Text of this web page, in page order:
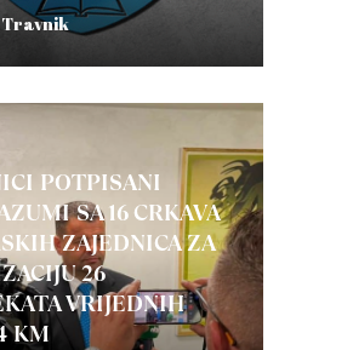
Travnik
POTPISANI
SA 16 CRKAVA
ZAJEDNICA ZA
26
VRIJEDNIH
KM